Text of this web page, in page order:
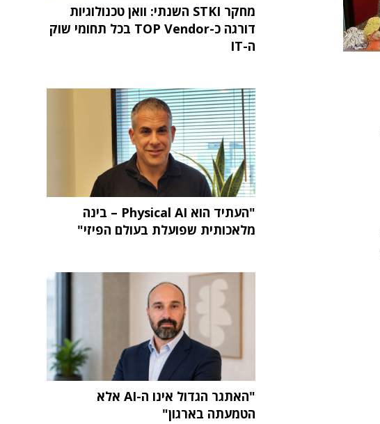
מחקר STKI השנתי: וואן טכנולוגיות
דורגה כ-TOP Vendor בכל תחומי שוק
ה-IT
"העתיד הוא Physical AI – בינה
מלאכותית שפועלת בעולם הפיזי"
"האתגר הגדול אינו ה-AI אלא
הטמעתה בארגון"